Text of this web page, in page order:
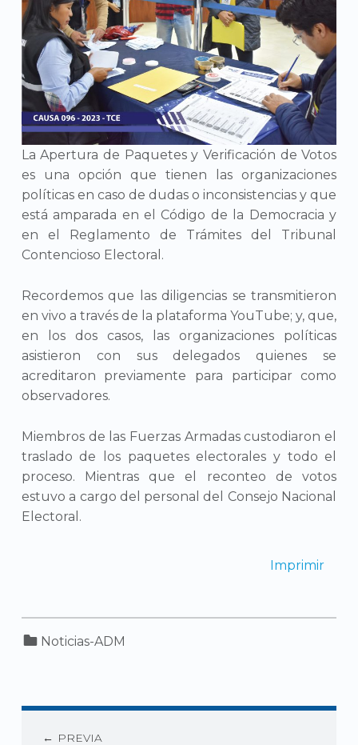
La Apertura de Paquetes y Verificación de Votos
es una opción que tienen las organizaciones
políticas en caso de dudas o inconsistencias y que
está amparada en el Código de la Democracia y
en el Reglamento de Trámites del Tribunal
Contencioso Electoral.
Recordemos que las diligencias se transmitieron
en vivo a través de la plataforma YouTube; y, que,
en los dos casos, las organizaciones políticas
asistieron con sus delegados quienes se
acreditaron previamente para participar como
observadores.
Miembros de las Fuerzas Armadas custodiaron el
traslado de los paquetes electorales y todo el
proceso. Mientras que el reconteo de votos
estuvo a cargo del personal del Consejo Nacional
Electoral.
Imprimir
Noticias-ADM
PREVIA